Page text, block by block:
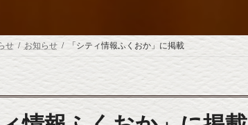
せ お知らせ 「シティ情報ふくおか」に掲載